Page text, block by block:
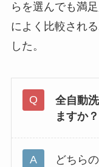
らを選んでも満
によく比較され
した。
全自動
ますか？
どちら